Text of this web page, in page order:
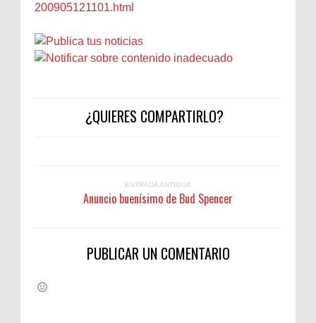
200905121101.html
¿QUIERES COMPARTIRLO?
ENTRADA ANTIGUA
Anuncio buenísimo de Bud Spencer
PUBLICAR UN COMENTARIO